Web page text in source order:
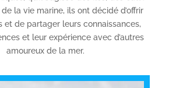
la vie marine, ils ont décidé d’offrir
et de partager leurs connaissances,
et leur expérience avec d’autres
amoureux de la mer.